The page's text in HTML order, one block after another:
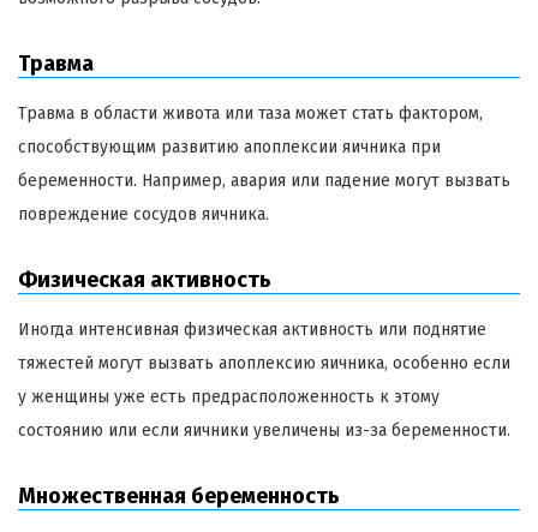
Травма
Травма в области живота или таза может стать фактором,
способствующим развитию апоплексии яичника при
беременности. Например, авария или падение могут вызвать
повреждение сосудов яичника.
Физическая активность
Иногда интенсивная физическая активность или поднятие
тяжестей могут вызвать апоплексию яичника, особенно если
у женщины уже есть предрасположенность к этому
состоянию или если яичники увеличены из-за беременности.
Множественная беременность